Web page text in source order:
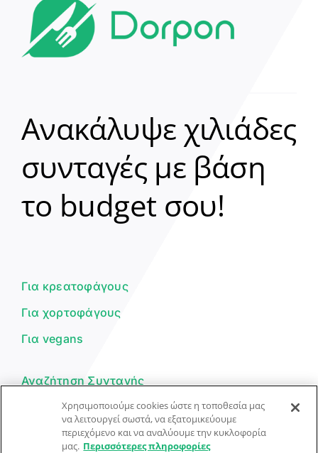
Ανακάλυψε χιλιάδες
συνταγές με βάση
το budget σου!
Για κρεατοφάγους
Για χορτοφάγους
Για vegans
Αναζήτηση Συνταγής
Υποβολή Συνταγής
Φόρμα Επικοινωνίας
Χρησιμοποιούμε cookies ώστε η τοποθεσία μας
να λειτουργεί σωστά, να εξατομικεύουμε
περιεχόμενο και να αναλύουμε την κυκλοφορία
μας. Περισσότερες πληροφορίες